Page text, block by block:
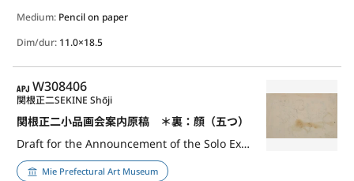
Medium: Pencil on paper
Dim/dur: 11.0×18.5
APJ
W308406
関根正二小品画会案内原稿 ＊裏：顔（五つ）
Draft for the Announcement of the Solo Exhibition of Sekine Sho(-)ji
関根正二SEKINE Shōji
Mie Prefectural Art Museum